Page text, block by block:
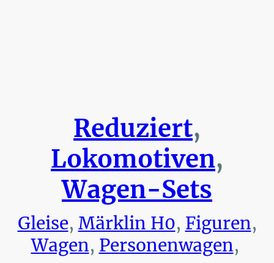
Reduziert,
Lokomotiven,
Wagen-Sets
Gleise, Märklin H0, Figuren,
Wagen, Personenwagen,